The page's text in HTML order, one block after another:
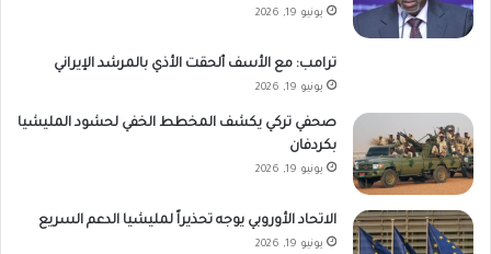
يونيو 19, 2026
ترامب: مع الأسف ألحقت الأذي بالمرشد الإيراني
يونيو 19, 2026
صحفي تركي يكشف المخطط الخفي لحشود المليشيا
بكردفان
يونيو 19, 2026
الاتحاد الأوروبي يوجه تحذيراً لمليشيا الدعم السريع
يونيو 19, 2026